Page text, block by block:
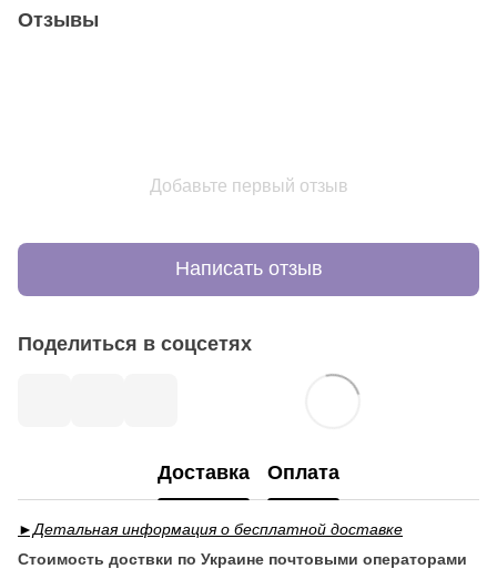
Отзывы
Добавьте первый отзыв
Написать отзыв
Поделиться в соцсетях
Доставка Оплата
►Детальная информация о бесплатной доставке
Стоимость доствки по Украине почтовыми операторами